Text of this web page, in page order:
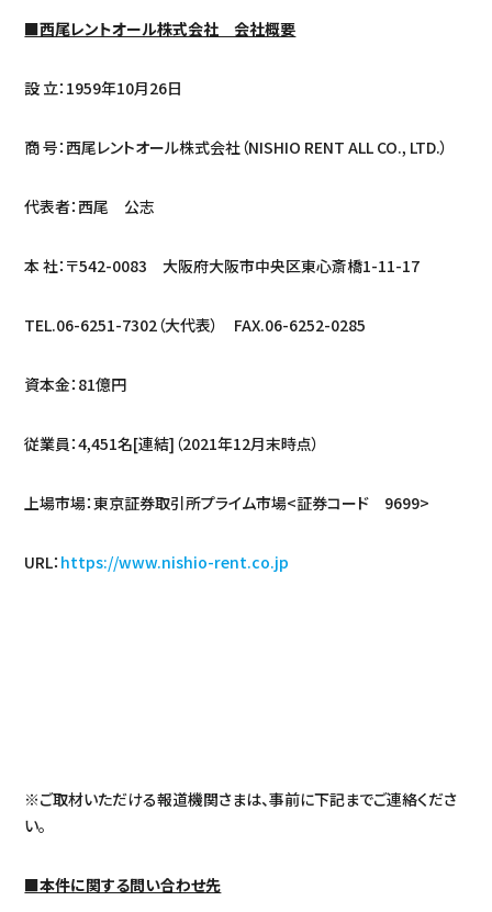
■西尾レントオール株式会社 会社概要
設 立：1959年10月26日
商 号：西尾レントオール株式会社（NISHIO RENT ALL CO., LTD.）
代表者：西尾 公志
本 社：〒542-0083 大阪府大阪市中央区東心斎橋1-11-17
TEL.06-6251-7302（大代表） FAX.06-6252-0285
資本金：81億円
従業員：4,451名[連結]（2021年12月末時点）
上場市場：東京証券取引所プライム市場<証券コード 9699>
URL： https://www.nishio-rent.co.jp
※ご取材いただける報道機関さまは、事前に下記までご連絡くださ
い。
■本件に関する問い合わせ先